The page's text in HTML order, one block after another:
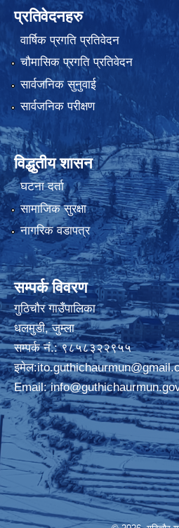
प्रतिवेदनहरु
वार्षिक प्रगति प्रतिवेदन
चौमासिक प्रगति प्रतिवेदन
सार्वजनिक सुनुवाई
सार्वजनिक परीक्षण
विद्धुतीय शासन
घटना दर्ता
सामाजिक सुरक्षा
नागरिक वडापत्र
सम्पर्क विवरण
गुठिचौर गाउँपालिका
धलमुडी, जुम्ला
सम्पर्क नं.: ९८५८३२२९५५
इमेल:
Email: